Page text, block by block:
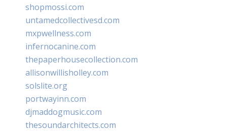
shopmossi.com
untamedcollectivesd.com
mxpwellness.com
infernocanine.com
thepaperhousecollection.com
allisonwillisholley.com
solslite.org
portwayinn.com
djmaddogmusic.com
thesoundarchitects.com